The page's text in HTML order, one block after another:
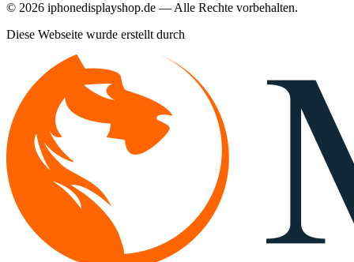
© 2026 iphonedisplayshop.de — Alle Rechte vorbehalten.
Diese Webseite wurde erstellt durch